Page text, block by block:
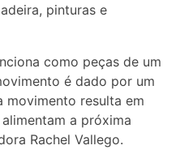
pinturas e
como peças de um
é dado por um
movimento resulta em
a próxima
Rachel Vallego.